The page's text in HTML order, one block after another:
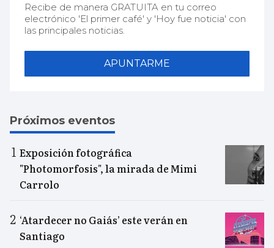
Recibe de manera GRATUITA en tu correo
electrónico 'El primer café' y 'Hoy fue noticia' con
las principales noticias.
APUNTARME
Próximos eventos
Exposición fotográfica
"Photomorfosis", la mirada de Mimi
Carrolo
‘Atardecer no Gaiás’ este verán en
Santiago